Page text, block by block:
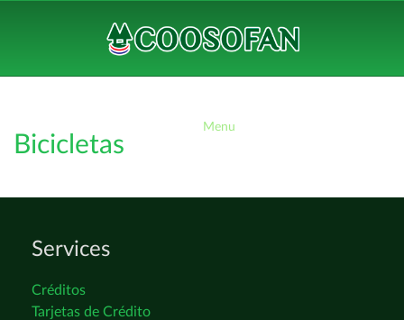
Menu
Bicicletas
Services
Créditos
Tarjetas de Crédito